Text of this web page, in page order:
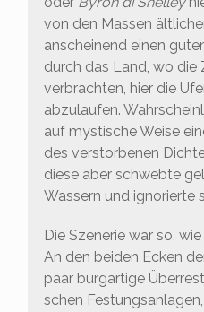
von den Mas­sen
anschei­nend einen
durch das Land, wo
ver­brach­ten, hier die
abzu­lau­fen.
auf mys­ti­sche Wei­se
des ver­stor­be­nen
die­se aber schweb­te
Was­sern und igno­rier­te
Die Sze­ne­rie war so,
An den bei­den Ecken
paar burg­ar­ti­ge
schen